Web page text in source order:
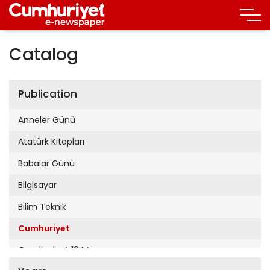
Catalog
Publication
Anneler Günü
Atatürk Kitapları
Babalar Günü
Bilgisayar
Bilim Teknik
Cumhuriyet
Cumhuriyet 19 Mayıs